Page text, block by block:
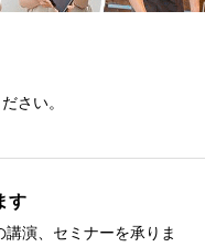
さい。
す
演、セミナーを承りま